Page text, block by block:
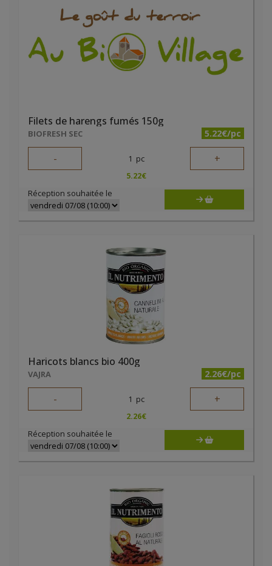
Filets de harengs fumés 150g
BIOFRESH SEC 5.22€/pc
- 1 pc +
5.22€
Réception souhaitée le
Haricots blancs bio 400g
VAJRA 2.26€/pc
- 1 pc +
2.26€
Réception souhaitée le